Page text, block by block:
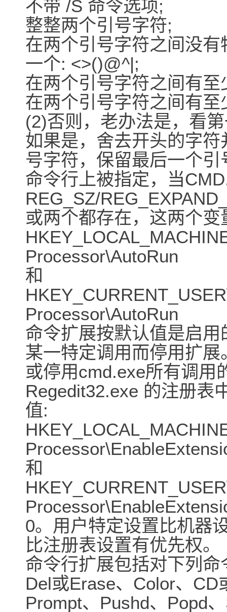
不带 /S 命令选项;
整整两个引号字符;
在两个引号字符之间没
一个: <>()@^|;
在两个引号字符之间有
在两个引号字符之间有
(2)否则，老办法是，看
如果是，舍去开头的字
号字符，保留最后一个
命令行上被指定，当
REG_SZ/
或两个都存在，这两个
Processor\AutoRun
和
Processor\AutoRun
命令扩展按默认值是启
某一特定调用而停用扩
或停用cmd.exe所有调用
Regedit32.exe 的注册表
值:
和
0。用户特定设置比机器
比注册表设置有优先权。
命令行扩展包括对下列
Del或Erase、Color、
Prompt、Pushd、Popd